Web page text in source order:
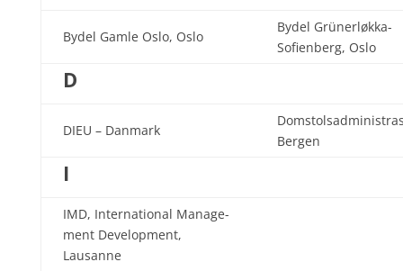
Bydel Gamle Oslo, Oslo
Bydel Grünerløkka-
Sofienberg, Oslo
D
DIEU – Danmark
Bergen
I
IMD, International Manage-
ment Development,
Lausanne